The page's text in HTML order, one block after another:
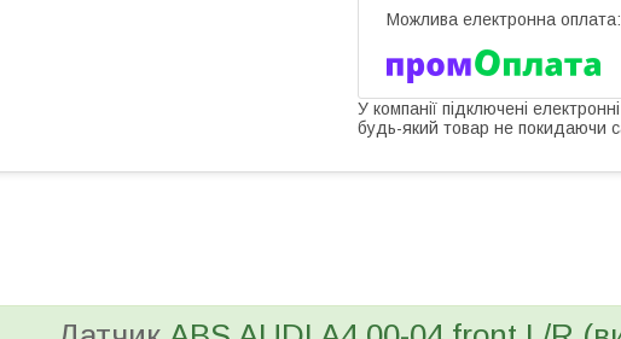
У компанії підключені
будь-який товар не покидаючи